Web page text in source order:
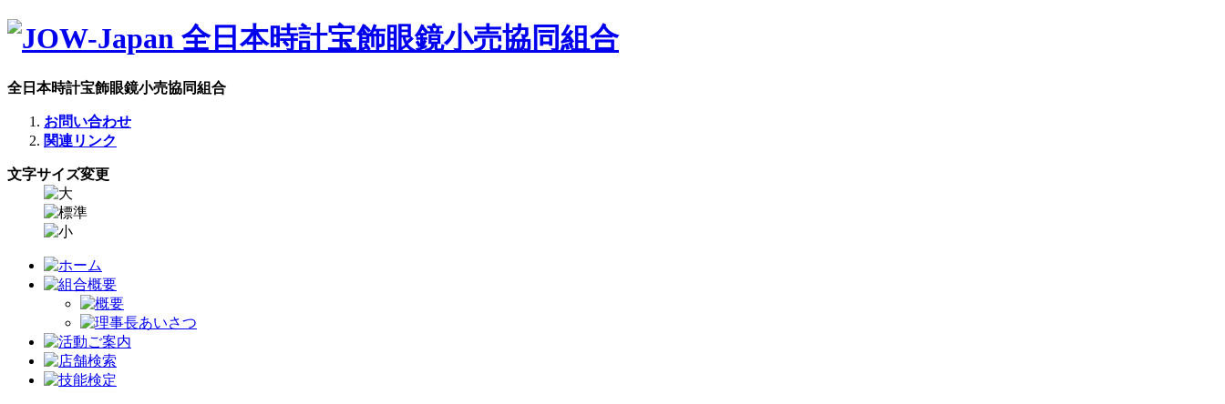
全日本時計宝飾眼鏡小売協同組合
お問い合わせ
関連リンク
文字サイズ変更